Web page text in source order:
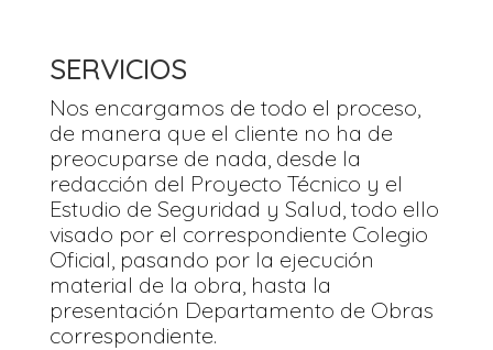
SERVICIOS
Nos encargamos de todo el proceso,
de manera que el cliente no ha de
preocuparse de nada, desde la
redacción del Proyecto Técnico y el
Estudio de Seguridad y Salud, todo ello
visado por el correspondiente Colegio
Oficial, pasando por la ejecución
material de la obra, hasta la
presentación Departamento de Obras
correspondiente.